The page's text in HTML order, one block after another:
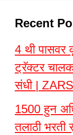
Recent
4 थी पासवर
ट्रॅक्टर चालक
संधी |
1500 हुन
तलाठी